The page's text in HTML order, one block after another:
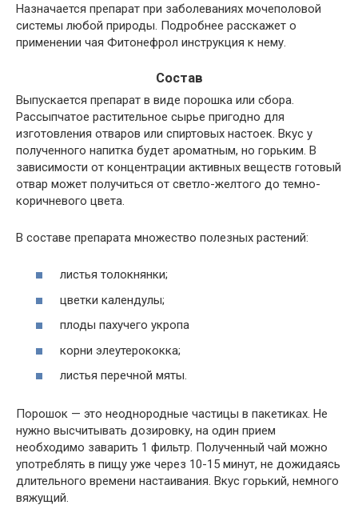
Назначается препарат при заболеваниях мочеполовой
системы любой природы. Подробнее расскажет о
применении чая Фитонефрол инструкция к нему.
Состав
Выпускается препарат в виде порошка или сбора.
Рассыпчатое растительное сырье пригодно для
изготовления отваров или спиртовых настоек. Вкус у
полученного напитка будет ароматным, но горьким. В
зависимости от концентрации активных веществ готовый
отвар может получиться от светло-желтого до темно-
коричневого цвета.
В составе препарата множество полезных растений:
листья толокнянки;
цветки календулы;
плоды пахучего укропа
корни элеутерококка;
листья перечной мяты.
Порошок — это неоднородные частицы в пакетиках. Не
нужно высчитывать дозировку, на один прием
необходимо заварить 1 фильтр. Полученный чай можно
употреблять в пищу уже через 10-15 минут, не дожидаясь
длительного времени настаивания. Вкус горький, немного
вяжущий.